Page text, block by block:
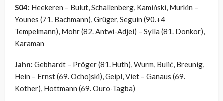
S04: Heekeren – Bulut, Schallenberg, Kamiński, Murkin –
Younes (71. Bachmann), Grüger, Seguin (90.+4
Tempelmann), Mohr (82. Antwi-Adjei) – Sylla (81. Donkor),
Karaman
Jahn: Gebhardt – Pröger (81. Huth), Wurm, Bulić, Breunig,
Hein – Ernst (69. Ochojski), Geipl, Viet – Ganaus (69.
Kother), Hottmann (69. Ouro-Tagba)